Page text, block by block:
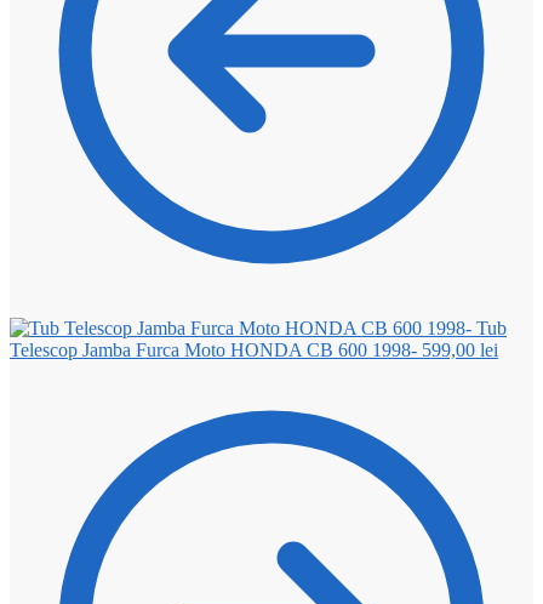
Tub
Telescop Jamba Furca Moto HONDA CB 600 1998- 599,00 lei